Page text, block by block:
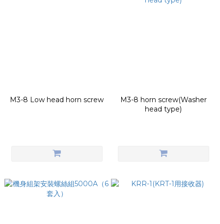
M3-8 Low head horn screw
M3-8 horn screw(Washer
head type)